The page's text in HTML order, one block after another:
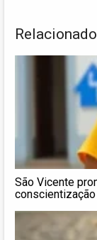
São Vicente